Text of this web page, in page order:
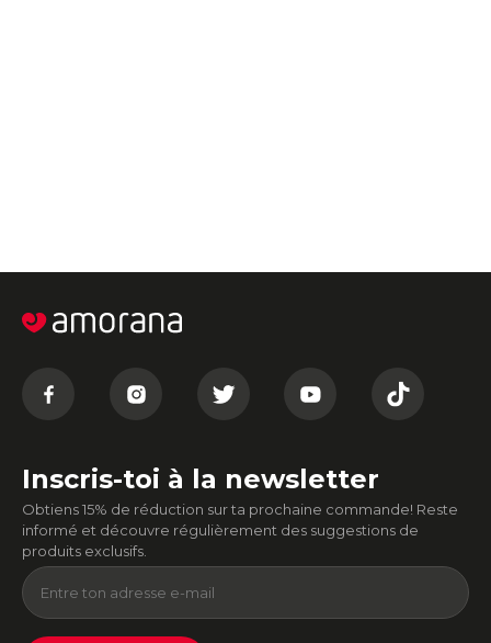
Inscris-toi à la newsletter
Obtiens 15% de réduction sur ta prochaine commande! Reste
informé et découvre régulièrement des suggestions de
produits exclusifs.